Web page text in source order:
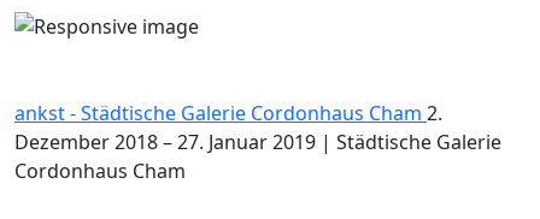
ankst - Städtische Galerie Cordonhaus Cham 2.
Dezember 2018 – 27. Januar 2019 | Städtische Galerie
Cordonhaus Cham